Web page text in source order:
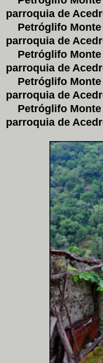
parroquia de
Petróglifo Monte
parroquia de
Petróglifo Monte
parroquia de
Petróglifo Monte
parroquia de
Petróglifo Monte
parroquia de